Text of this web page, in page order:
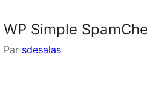
WP Simple
Par sdesalas